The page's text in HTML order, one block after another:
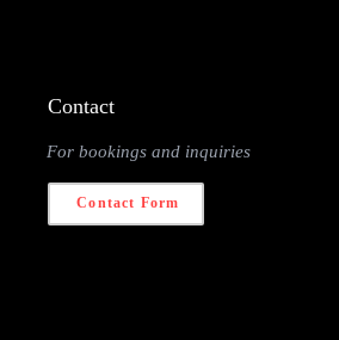
Contact
For bookings and inquiries
Contact Form